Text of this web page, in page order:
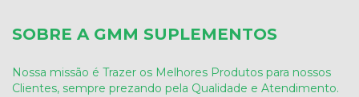
SOBRE A GMM SUPLEMENTOS
Nossa missão é Trazer os Melhores Produtos para nossos
Clientes, sempre prezando pela Qualidade e Atendimento.